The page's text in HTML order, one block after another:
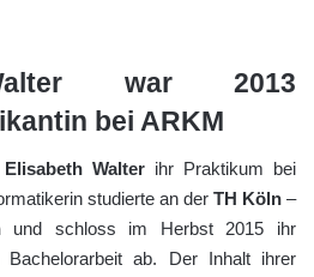
war 2013
bei ARKM
Elisabeth Walterihr Praktikum bei
studierte an der TH Köln –
und schloss im Herbst 2015 ihr
ab. Der Inhalt ihrer